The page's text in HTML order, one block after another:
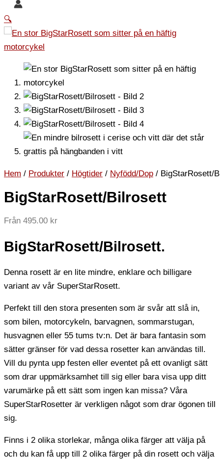
🔍
Hem / Produkter / Högtider / Nyfödd/Dop / BigStarRosett/
BigStarRosett/Bilrosett
Från 495.00 kr
BigStarRosett/Bilrosett.
Denna rosett är en lite mindre, enklare och billigare
variant av vår SuperStarRosett.
Perfekt till den stora presenten som är svår att slå in,
som bilen, motorcykeln, barvagnen, sommarstugan,
husvagnen eller 55 tums tv:n. Det är bara fantasin som
sätter gränser för vad dessa rosetter kan användas till.
Vill du pynta upp festen eller eventet på ett ovanligt sätt
som drar uppmärksamhet till sig eller bara visa upp ditt
varumärke på ett sätt som ingen kan missa? Våra
SuperStarRosetter är verkligen något som drar ögonen till
sig.
Finns i 2 olika storlekar, många olika färger att välja på
och du kan få upp till 2 olika färger på din rosett och välja